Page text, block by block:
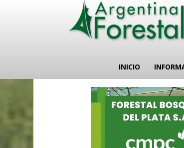
INICIO